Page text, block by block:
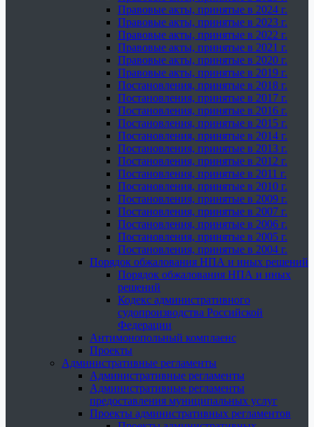
Правовые акты, принятые в 2024 г.
Правовые акты, принятые в 2023 г.
Правовые акты, принятые в 2022 г.
Правовые акты, принятые в 2021 г.
Правовые акты, принятые в 2020 г.
Правовые акты, принятые в 2019 г.
Постановления, принятые в 2018 г.
Постановления, принятые в 2017 г.
Постановления, принятые в 2016 г.
Постановления, принятые в 2015 г.
Постановления, принятые в 2014 г.
Постановления, принятые в 2013 г.
Постановления, принятые в 2012 г.
Постановления, принятые в 2011 г.
Постановления, принятые в 2010 г.
Постановления, принятые в 2009 г.
Постановления, принятые в 2007 г.
Постановления, принятые в 2006 г.
Постановления, принятые в 2005 г.
Постановления, принятые в 2004 г.
Порядок обжалования НПА и иных решений
Порядок обжалования НПА и иных
решений
Кодекс административного
судопроизводства Российской
Федерации
Антимонопольный комплаенс
Проекты
Административные регламенты
Административные регламенты
Административные регламенты
предоставления муниципальных услуг
Проекты административных регламентов